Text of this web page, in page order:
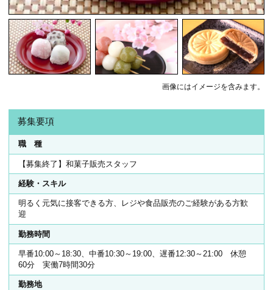
画像にはイメージを含みます。
募集要項
職 種
【募集終了】和菓子販売スタッフ
経験・スキル
明るく元気に接客できる方、レジや食品販売のご経験がある方歓
迎
勤務時間
早番10:00～18:30、中番10:30～19:00、遅番12:30～21:00 休憩
60分 実働7時間30分
勤務地